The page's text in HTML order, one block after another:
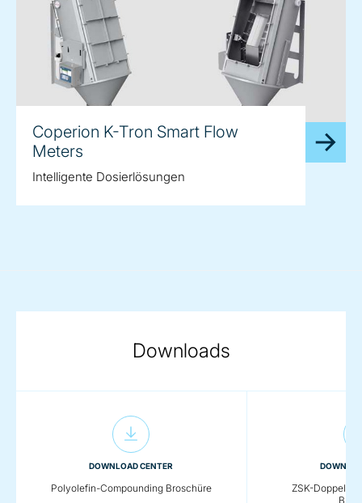
Coperion K-Tron Smart Flow
Meters
Intelligente Dosierlösungen
Downloads
DOWNLOAD CENTER
Polyolefin-Compounding Broschüre
ZSK-